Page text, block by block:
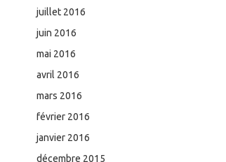
juillet 2016
juin 2016
mai 2016
avril 2016
mars 2016
février 2016
janvier 2016
décembre 2015